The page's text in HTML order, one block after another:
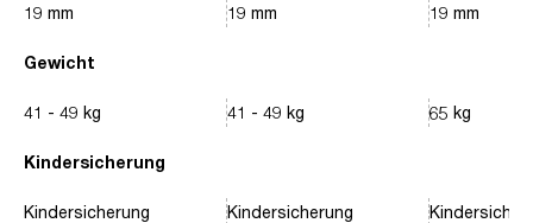
Gewicht
Kindersicherung
19 mm
41 - 49 kg
Kindersicherung
19 mm
41 - 49 kg
Kindersicherung
19 mm
65 kg